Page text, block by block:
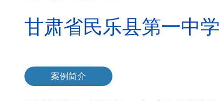
甘肃省民乐县第一中
案例简介